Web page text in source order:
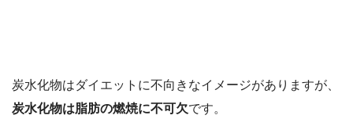
炭水化物はダイエットに不向きなイメージがありますが、
炭水化物は脂肪の燃焼に不可欠です。